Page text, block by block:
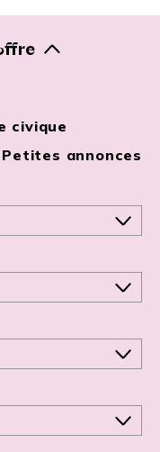
civique
Petites annonces